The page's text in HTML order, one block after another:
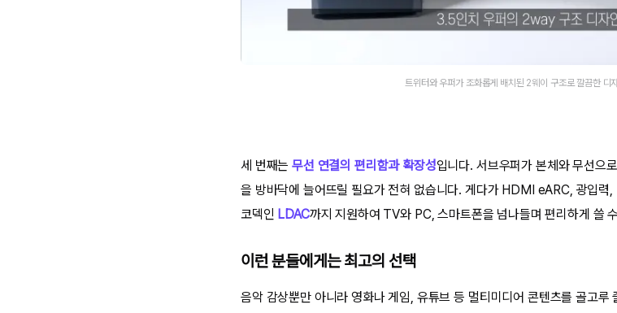
트위터와 우퍼가 조화롭게 배치된 2웨이 구조로 깔끔한 디
세 번째는무선 연결의 편리함과 확장성입니다. 서브우퍼가 본체와 무선으
을 방바닥에 늘어뜨릴 필요가 전혀 없습니다. 게다가 HDMI eARC, 광입
코덱인 LDAC까지 지원하여 TV와 PC, 스마트폰을 넘나들며 편리하게 쓸
이런 분들에게는 최고의 선택
음악 감상뿐만 아니라 영화나 게임, 유튜브 등 멀티미디어 콘텐츠를 골고루